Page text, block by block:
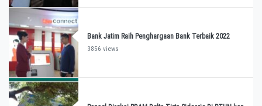
Bank Jatim Raih Penghargaan Bank Terbaik 2022
3856 views